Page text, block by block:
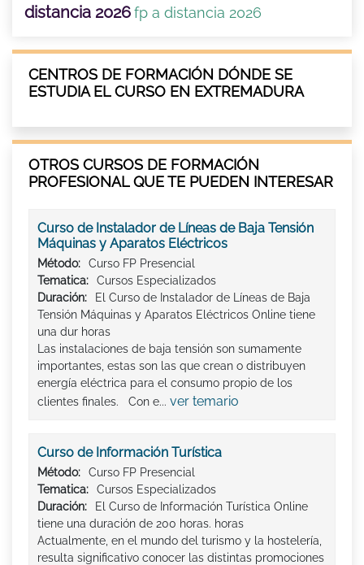
distancia 2026fp a distancia 2026
CENTROS DE FORMACIÓN DÓNDE SE
ESTUDIA EL CURSO EN EXTREMADURA
OTROS CURSOS DE FORMACIÓN
PROFESIONAL QUE TE PUEDEN INTERESAR
Curso de Instalador de Líneas de Baja Tensión
Máquinas y Aparatos Eléctricos
Método:
Curso FP Presencial
Tematica:
Cursos Especializados
Duración:
El Curso de Instalador de Líneas de Baja
Tensión Máquinas y Aparatos Eléctricos Online tiene
una dur horas
Las instalaciones de baja tensión son sumamente
importantes, estas son las que crean o distribuyen
energía eléctrica para el consumo propio de los
clientes finales. Con e... ver temario
Curso de Información Turística
Método:
Curso FP Presencial
Tematica:
Cursos Especializados
Duración:
El Curso de Información Turística Online
tiene una duración de 200 horas. horas
Actualmente, en el mundo del turismo y la hostelería,
resulta significativo conocer las distintas promociones